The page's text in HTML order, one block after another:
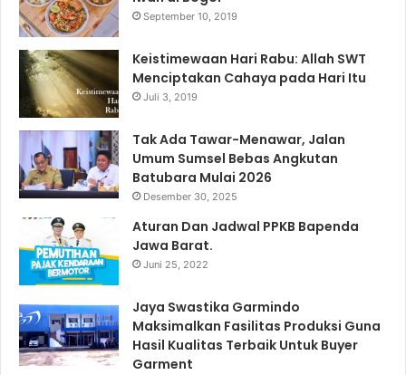
September 10, 2019
Keistimewaan Hari Rabu: Allah SWT
Menciptakan Cahaya pada Hari Itu
Juli 3, 2019
Tak Ada Tawar-Menawar, Jalan
Umum Sumsel Bebas Angkutan
Batubara Mulai 2026
Desember 30, 2025
Aturan Dan Jadwal PPKB Bapenda
Jawa Barat.
Juni 25, 2022
Jaya Swastika Garmindo
Maksimalkan Fasilitas Produksi Guna
Hasil Kualitas Terbaik Untuk Buyer
Garment